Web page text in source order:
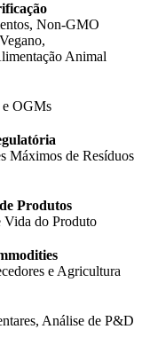
Non-GMO
Animal
e OGMs
Máximos de Resíduos
Produtos
Vida do Produto
e Agricultura
Análise de P&D